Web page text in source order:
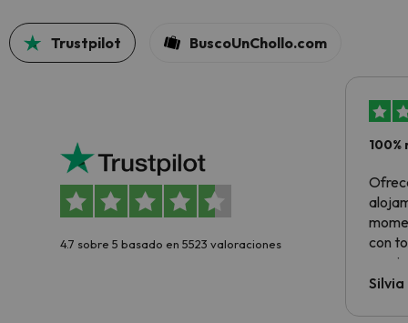
Trustpilot BuscoUnChollo.com
4.7 sobre 5 basado en 5523 valoraciones
con